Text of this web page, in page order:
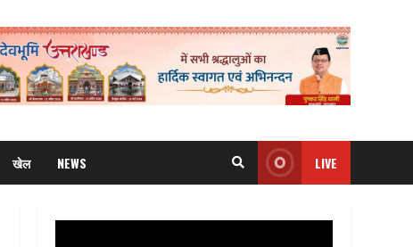
खेल NEWS LIVE